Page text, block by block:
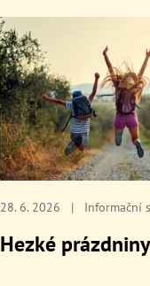
28. 6. 2026 | Informační
Hezké prázdniny